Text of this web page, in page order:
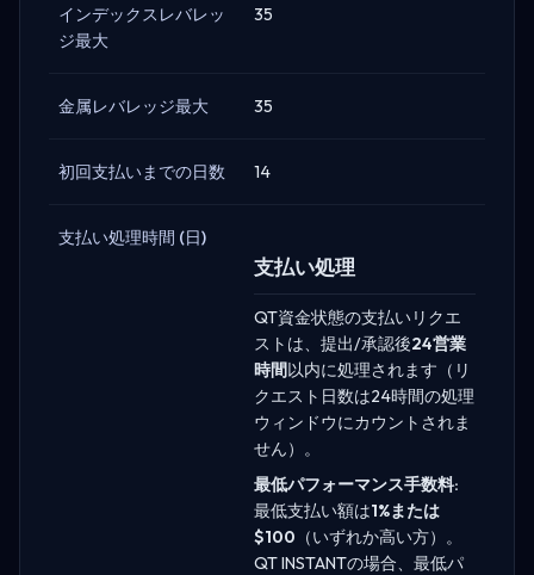
インデックスレバレッ
ジ最大
35
金属レバレッジ最大 35
初回支払いまでの日数 14
支払い処理時間 (日)
支払い処理
QT資金状態の支払いリクエ
ストは、提出/承認後24営業
時間以内に処理されます（リ
クエスト日数は24時間の処理
ウィンドウにカウントされま
せん）。
最低パフォーマンス手数料:
最低支払い額は1%または
$100 （いずれか高い方）。
QT INSTANTの場合、最低パ